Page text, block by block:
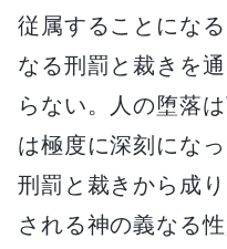
従属することにな
なる刑罰と裁きを
らない。人の堕落
は極度に深刻にな
刑罰と裁きから成
される神の義なる